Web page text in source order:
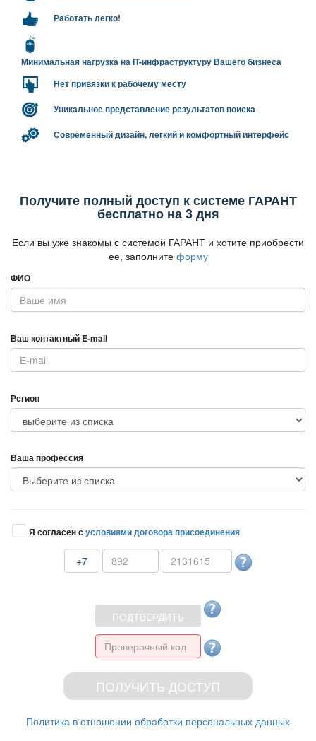
Работать легко!
Минимальная нагрузка на IT-инфраструктуру Вашего бизнеса
Нет привязки к рабочему месту
Уникальное представление результатов поиска
Современный дизайн, легкий и комфортный интерфейс
Получите полный доступ к системе ГАРАНТ
есплатно на 3 дня
Если вы уже знакомы с системой ГАРАНТ и хотите приобрести
ее, заполните форму
ФИО
аш контактный E-mail
Регион
аша профессия
Я согласен сусловиями договора присоединения
+7
Политика в отношении обработки персональных данных